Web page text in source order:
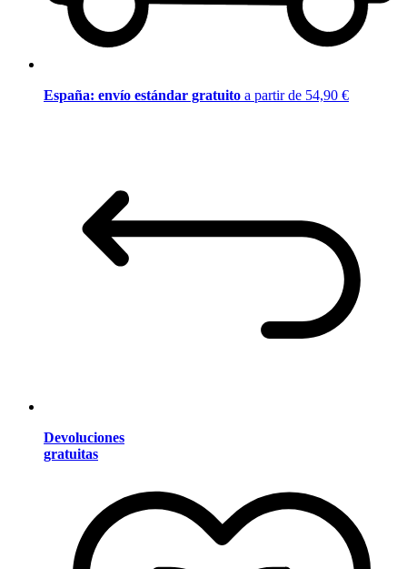
España: envío estándar gratuito a partir de 54,90 €
Devoluciones
gratuitas